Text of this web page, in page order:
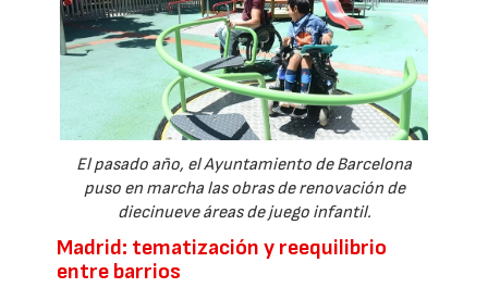
El pasado año, el Ayuntamiento de Barcelona
puso en marcha las obras de renovación de
diecinueve áreas de juego infantil.
Madrid: tematización y reequilibrio
entre barrios